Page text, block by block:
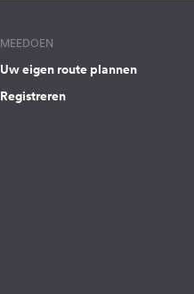
MEEDOEN
Uw eigen route plannen
Registreren